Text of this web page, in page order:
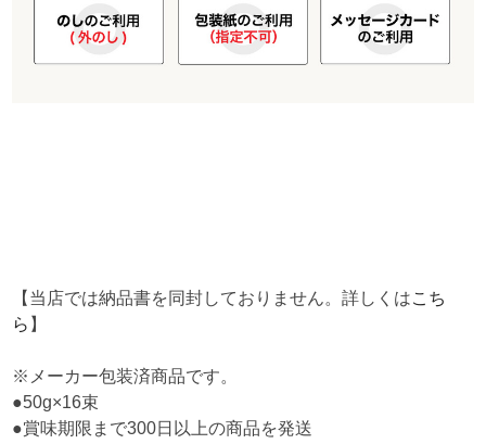
【当店では納品書を同封しておりません。詳しくはこち
ら 】
※メーカー包装済商品です。
●50g×16束
●賞味期限まで300日以上の商品を発送